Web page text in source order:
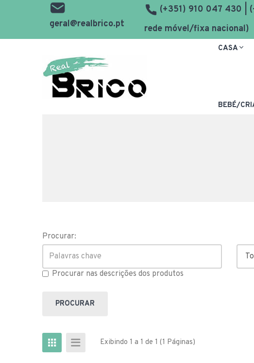
geral@realbrico.pt
(+351) 910 047 430 |
rede móvel/fixa nacional)
CASA
BEBÉ/
Procurar:
Procurar nas descrições dos produtos
Exibindo 1 a 1 de 1 (1 Páginas)